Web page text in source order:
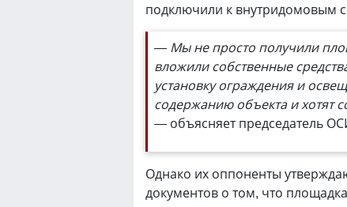
подключили к внутридомовым
— Мы не просто получили
вложили собственные
установку ограждения и
содержанию объекта и хотят
— объясняет председатель
Однако их оппоненты
документов о том, что